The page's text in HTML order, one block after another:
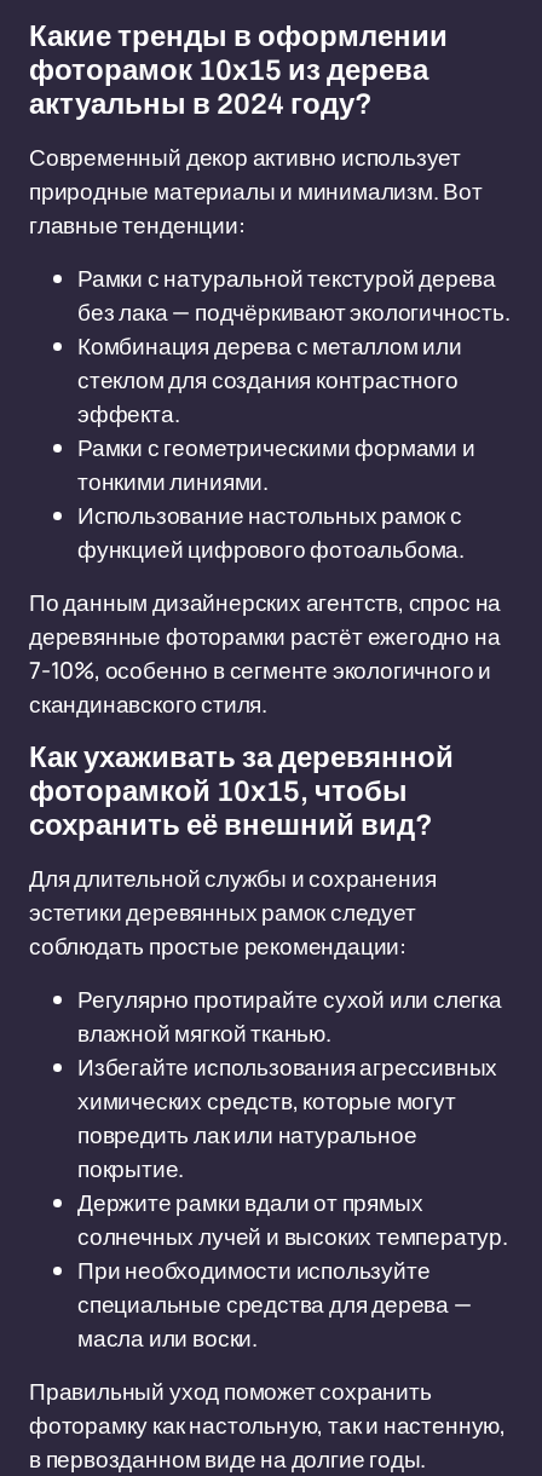
Какие тренды в оформлении
фоторамок 10x15 из дерева
актуальны в 2024 году?
Современный декор активно использует
природные материалы и минимализм. Вот
главные тенденции:
Рамки с натуральной текстурой дерева
без лака — подчёркивают экологичность.
Комбинация дерева с металлом или
стеклом для создания контрастного
эффекта.
Рамки с геометрическими формами и
тонкими линиями.
Использование настольных рамок с
функцией цифрового фотоальбома.
По данным дизайнерских агентств, спрос на
деревянные фоторамки растёт ежегодно на
7-10%, особенно в сегменте экологичного и
скандинавского стиля.
Как ухаживать за деревянной
фоторамкой 10x15, чтобы
сохранить её внешний вид?
Для длительной службы и сохранения
эстетики деревянных рамок следует
соблюдать простые рекомендации:
Регулярно протирайте сухой или слегка
влажной мягкой тканью.
Избегайте использования агрессивных
химических средств, которые могут
повредить лак или натуральное
покрытие.
Держите рамки вдали от прямых
солнечных лучей и высоких температур.
При необходимости используйте
специальные средства для дерева —
масла или воски.
Правильный уход поможет сохранить
фоторамку как настольную, так и настенную,
в первозданном виде на долгие годы.